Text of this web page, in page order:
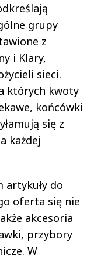
grupy
z
i Klary,
sieci.
których kwoty
końcówki
się z
każdej
artykuły do
oferta się nie
akcesoria
przybory
W